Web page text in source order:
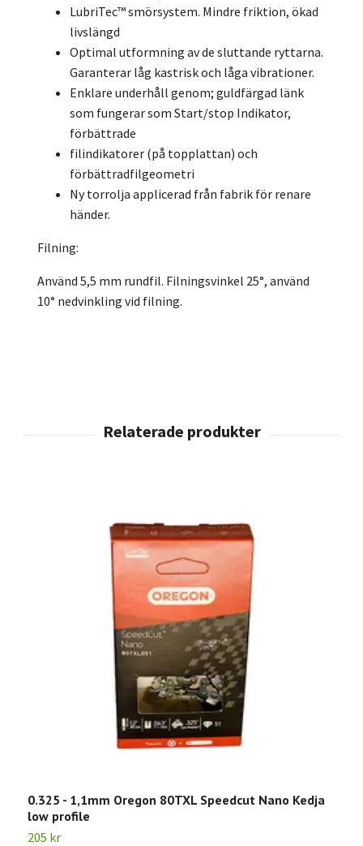
LubriTec™ smörsystem. Mindre friktion, ökad
livslängd
Optimal utformning av de sluttande ryttarna.
Garanterar låg kastrisk och låga vibrationer.
Enklare underhåll genom; guldfärgad länk
som fungerar som Start/stop Indikator,
förbättrade
filindikatorer (på topplattan) och
förbättradfilgeometri
Ny torrolja applicerad från fabrik för renare
händer.
Filning:
Använd 5,5 mm rundfil. Filningsvinkel 25°, använd
10° nedvinkling vid filning.
0.325 - 1,1mm Oregon 80TXL Speedcut Nano Kedja
low profile
205 kr